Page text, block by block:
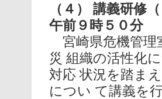
（４） 講義研修
午前９時５０分
宮崎県危機管理
災 組織の活性化
対応 状況を踏ま
につい て講義を